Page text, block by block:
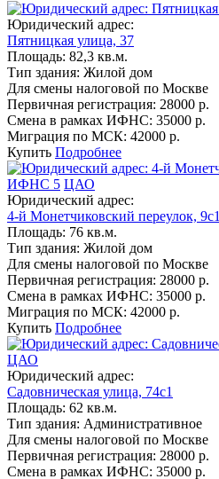
Юридический адрес:
Пятницкая улица, 37
Площадь: 82,3 кв.м.
Тип здания: Жилой дом
Для смены налоговой по Москве
Первичная регистрация: 28000 р.
Смена в рамках ИФНС: 35000 р.
Миграция по МСК: 42000 р.
Купить Подробнее
ИФНС 5 ЦАО
Юридический адрес:
4-й Монетчиковский переулок, 9с1
Площадь: 76 кв.м.
Тип здания: Жилой дом
Для смены налоговой по Москве
Первичная регистрация: 28000 р.
Смена в рамках ИФНС: 35000 р.
Миграция по МСК: 42000 р.
Купить Подробнее
ЦАО
Юридический адрес:
Садовническая улица, 74с1
Площадь: 62 кв.м.
Тип здания: Административное
Для смены налоговой по Москве
Первичная регистрация: 28000 р.
Смена в рамках ИФНС: 35000 р.